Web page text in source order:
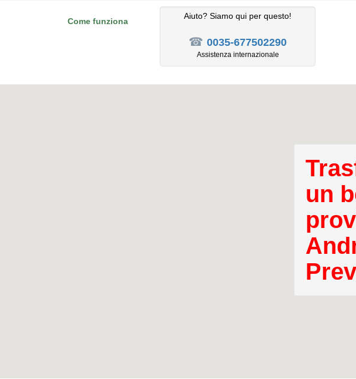
Come funziona
Aiuto? Siamo qui per questo!
☎ 0035-677502290
Assistenza internazionale
un